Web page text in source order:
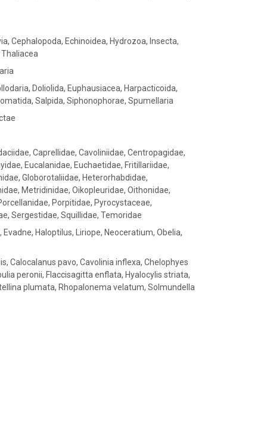
Cephalopoda, Echinoidea, Hydrozoa, Insecta,
Doliolida, Euphausiacea, Harpacticoida,
Salpida, Siphonophorae, Spumellaria
Caprellidae, Cavoliniidae, Centropagidae,
Eucalanidae, Euchaetidae, Fritillariidae,
Globorotaliidae, Heterorhabdidae,
Metridinidae, Oikopleuridae, Oithonidae,
Porpitidae, Pyrocystaceae,
Sergestidae, Squillidae, Temoridae
Haloptilus, Liriope, Neoceratium, Obelia,
Calocalanus pavo, Cavolinia inflexa, Chelophyes
peronii, Flaccisagitta enflata, Hyalocylis striata,
plumata, Rhopalonema velatum, Solmundella